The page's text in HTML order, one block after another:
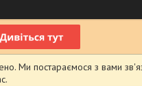
Ми постараємося з вами